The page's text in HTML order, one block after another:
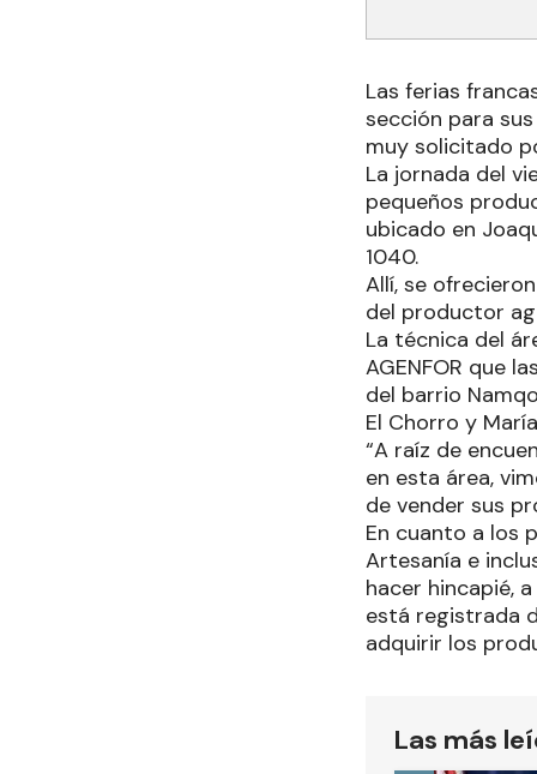
Las ferias
sección para
muy solicitado
La jornada del
pequeños
ubicado en
1040.
Allí, se
del productor
La técnica del
AGENFOR que
del barrio
El Chorro y
“A raíz de
en esta área,
de vender sus
En cuanto a los
Artesanía e
hacer hincapié,
está registrada
adquirir los
Las más